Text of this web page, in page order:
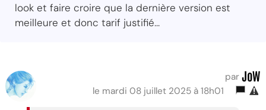
look et faire croire que la dernière version est
meilleure et donc tarif justifié...
par JoW
le mardi 08 juillet 2025 à 18h01